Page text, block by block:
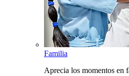
Familia
Aprecia los momentos en